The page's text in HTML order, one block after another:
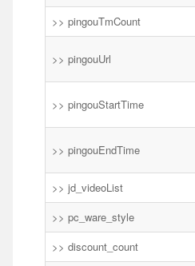
>> pingouTmCount
>> pingouUrl
>> pingouStartTime
>> pingouEndTime
>> jd_videoList
>> pc_ware_style
>> discount_count